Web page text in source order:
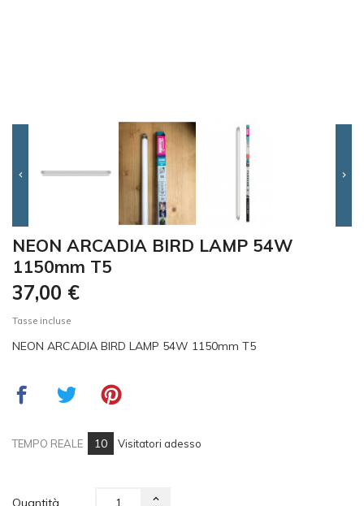
 
NEON ARCADIA BIRD LAMP 54W
1150mm T5
37,00 €
Tasse incluse
NEON ARCADIA BIRD LAMP 54W 1150mm T5
TEMPO REALE 10 Visitatori adesso
Quantità